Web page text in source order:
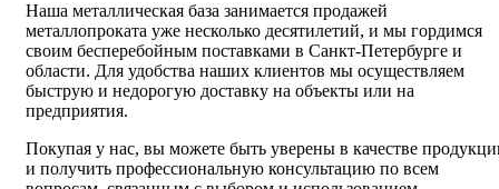
Наша металлическая база занимается продажей
металлопроката уже несколько десятилетий, и мы гордимся
своим бесперебойным поставками в Санкт-Петербурге и
области. Для удобства наших клиентов мы осуществляем
быструю и недорогую доставку на объекты или на
предприятия.
Покупая у нас, вы можете быть уверены в качестве
и получить профессиональную консультацию по всем